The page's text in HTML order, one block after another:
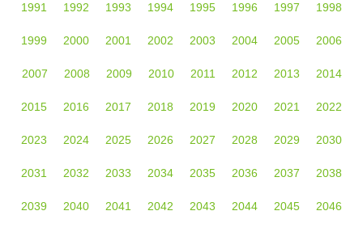
1991 1992 1993 1994 1995 1996 1997 1998
1999 2000 2001 2002 2003 2004 2005 2006
2007 2008 2009 2010 2011 2012 2013 2014
2015 2016 2017 2018 2019 2020 2021 2022
2023 2024 2025 2026 2027 2028 2029 2030
2031 2032 2033 2034 2035 2036 2037 2038
2039 2040 2041 2042 2043 2044 2045 2046